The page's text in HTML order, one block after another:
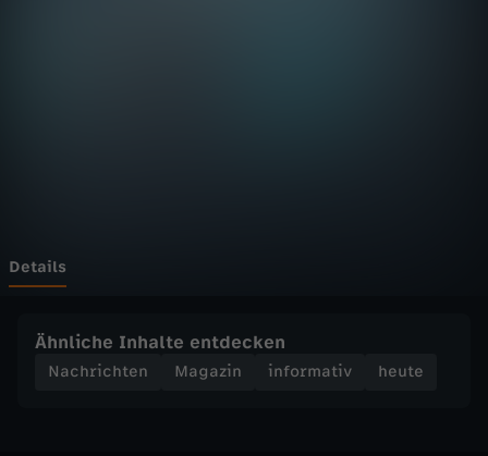
t
S
Details
Ähnliche Inhalte entdecken
Nachrichten Magazin informativ heute